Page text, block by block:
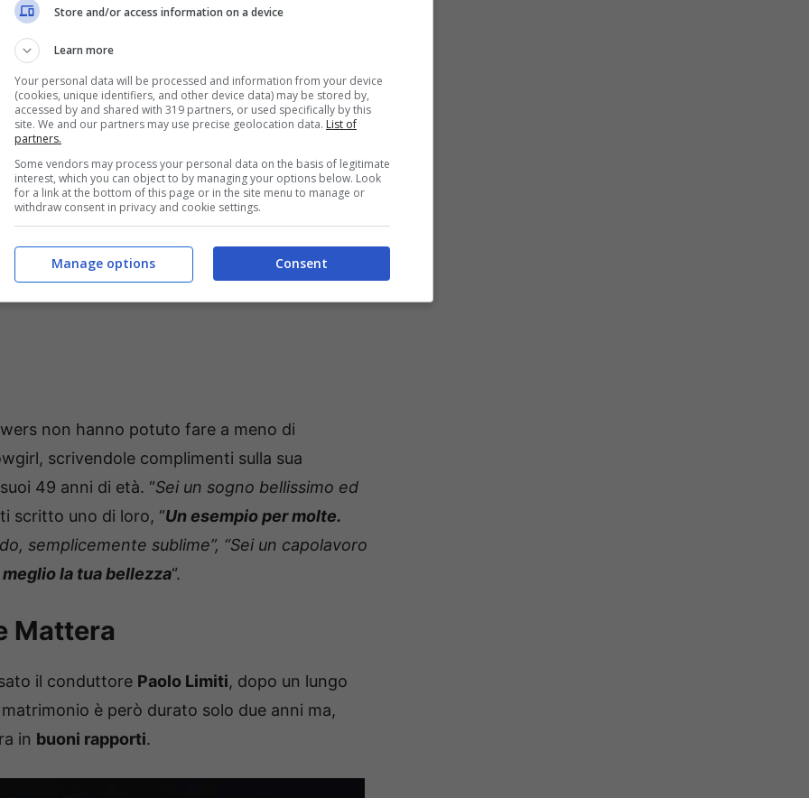
di avere unagrandissima femminilità
appieno il suo
lo confessa solo ora: “Per non
non hanno potuto fare a meno di
scrivendole complimenti sulla sua
49 anni di età. “Sei un sogno bellissimo ed
scritto uno di loro, “Un esempio per molte.
semplicemente sublime”, “Sei un capolavoro
la tua bellezza“.
Mattera
il conduttore Paolo Limiti, dopo un lungo
è però durato solo due anni ma,
in buoni rapporti.
Store and/or access information on a device
Learn more
Your personal data will be processed and information from your device
(cookies, unique identifiers, and other device data) may be stored by,
accessed by and shared with 319 partners, or used specifically by this
site. We and our partners may use precise geolocation data. List of
partners.
Some vendors may process your personal data on the basis of legitimate
interest, which you can object to by managing your options below. Look
for a link at the bottom of this page or in the site menu to manage or
withdraw consent in privacy and cookie settings.
Consent
Manage options